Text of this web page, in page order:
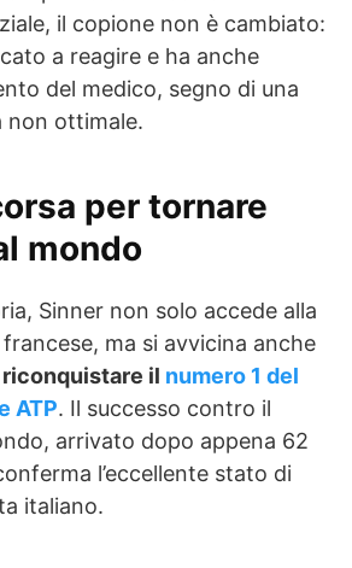
il copione non è cambiato:
a reagire e ha anche
del medico, segno di una
non ottimale.
per tornare
mondo
Sinner non solo accede alla
ma si avvicina anche
riconquistare il numero 1 del
ATP. Il successo contro il
arrivato dopo appena 62
l’eccellente stato di
italiano.